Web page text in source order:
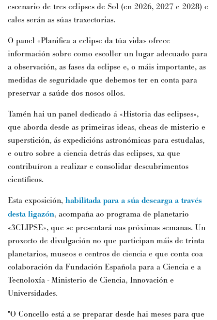
escenario de tres eclipses de Sol (en 2026, 2027 e 2028) e
cales serán as súas traxectorias.
O panel «Planifica a eclipse da túa vida» ofrece
información sobre como escoller un lugar adecuado para
a observación, as fases da eclipse e, o máis importante, as
medidas de seguridade que debemos ter en conta para
preservar a saúde dos nosos ollos.
Tamén hai un panel dedicado á «Historia das eclipses»,
que aborda desde as primeiras ideas, cheas de misterio e
superstición, ás expedicións astronómicas para estudalas,
e outro sobre a ciencia detrás das eclipses, xa que
contribuíron a realizar e consolidar descubrimentos
científicos.
Esta exposición, habilitada para a súa descarga a través
desta ligazón, acompaña ao programa de planetario
«3CLIPSE», que se presentará nas próximas semanas. Un
proxecto de divulgación no que participan máis de trinta
planetarios, museos e centros de ciencia e que conta coa
colaboración da Fundación Española para a Ciencia e a
Tecnoloxía - Ministerio de Ciencia, Innovación e
Universidades.
"O Concello está a se preparar desde hai meses para que